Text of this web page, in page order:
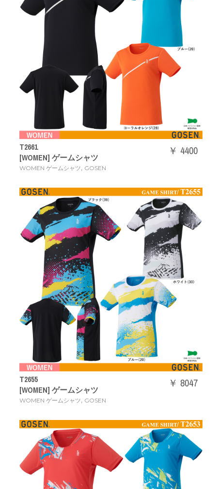
T2661
[WOMEN] ゲームシャツ
WOMEN ゲームシャツ, GOSEN
￥ 4400
T2655
[WOMEN] ゲームシャツ
WOMEN ゲームシャツ, GOSEN
￥ 8047